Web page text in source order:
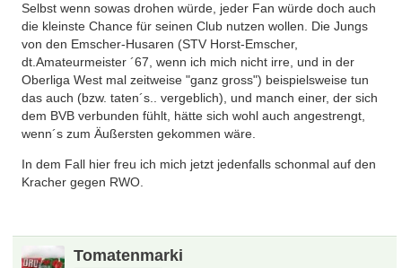
Selbst wenn sowas drohen würde, jeder Fan würde doch auch
die kleinste Chance für seinen Club nutzen wollen. Die Jungs
von den Emscher-Husaren (STV Horst-Emscher,
dt.Amateurmeister ´67, wenn ich mich nicht irre, und in der
Oberliga West mal zeitweise "ganz gross") beispielsweise tun
das auch (bzw. taten´s.. vergeblich), und manch einer, der sich
dem BVB verbunden fühlt, hätte sich wohl auch angestrengt,
wenn´s zum Äußersten gekommen wäre.
In dem Fall hier freu ich mich jetzt jedenfalls schonmal auf den
Kracher gegen RWO.
Tomatenmarki